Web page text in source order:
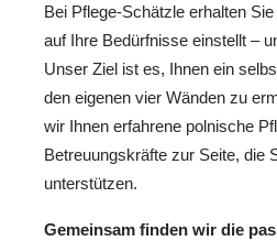
Bei Pflege-Schätzle erhalten
auf Ihre Bedürfnisse einstellt –
Unser Ziel ist es, Ihnen ein
den eigenen vier Wänden zu
wir Ihnen erfahrene polnische
Betreuungskräfte zur Seite, die
unterstützen.
Gemeinsam finden wir die